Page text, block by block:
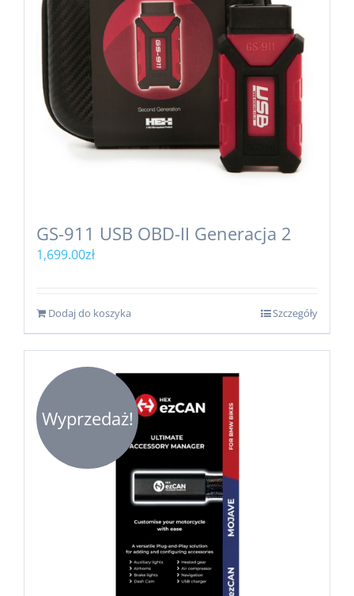
GS-911 USB OBD-II Generacja 2
1,699.00zł
Dodaj do koszyka Szczegóły
Wyprzedaż!